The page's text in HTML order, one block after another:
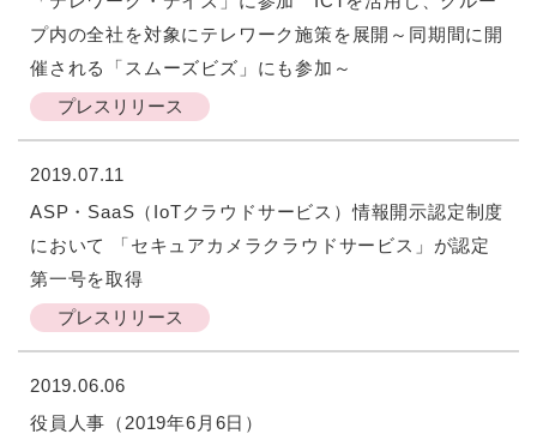
プレスリリース
プ内の全社を対象にテレワーク施策を展開～同期間に開
催される「スムーズビズ」にも参加～
2019.07.11
プレスリリース
ASP・SaaS（IoTクラウドサービス）情報開示認定制度
において 「セキュアカメラクラウドサービス」が認定
第一号を取得
2019.06.06
役員人事（2019年6月6日）